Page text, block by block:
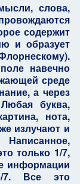
слова,
содержит
и образует
навечно
среде
а через
буква,
нота,
излучают и
только 1/7,
информации
7. Все это